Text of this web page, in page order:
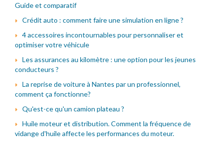
Guide et comparatif
Crédit auto : comment faire une simulation en ligne ?
4 accessoires incontournables pour personnaliser et
optimiser votre véhicule
Les assurances au kilomètre : une option pour les jeunes
conducteurs ?
La reprise de voiture à Nantes par un professionnel,
comment ça fonctionne?
Qu'est-ce qu'un camion plateau ?
Huile moteur et distribution. Comment la fréquence de
vidange d'huile affecte les performances du moteur.